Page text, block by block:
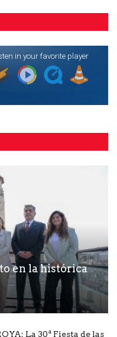
en la histórica
La 30ª Fiesta de las